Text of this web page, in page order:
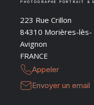
PHOTOGRAPHE PORTRAIT &
223 Rue Crillon
84310 Morières-lès-
Avignon
FRANCE
Appeler
Envoyer un email